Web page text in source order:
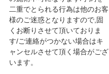
二重でとられる行為は他のお客
様のご迷惑となりますので,固
くお断りさせて頂いておりま
す/ご連絡がつかない場合はキ
ャンセルさせて頂く場合がござ
います。